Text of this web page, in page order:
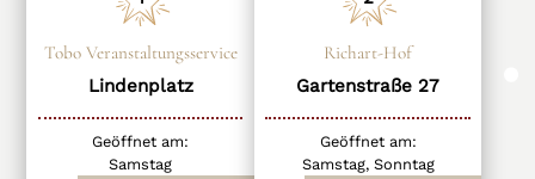
Tobo Veranstaltungsservice
Lindenplatz
Geöffnet am:
Samstag
Richart-Hof
Gartenstraße 27
Geöffnet am:
Samstag, Sonntag